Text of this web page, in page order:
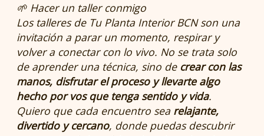
🌱 Hacer un taller conmigo
Los talleres de Tu Planta Interior BCNson una
invitación a parar un momento, respirar y
volver a conectar con lo vivo. No se trata solo
de aprender una técnica, sino de crear con las
manos, disfrutar el proceso y llevarte algo
hecho por vos que tenga sentido y vida.
Quiero que cada encuentro sea relajante,
divertido y cercano, donde puedas descubrir